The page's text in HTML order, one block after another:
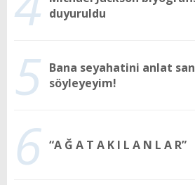
duyuruldu
5 Bana seyahatini anlat
söyleyeyim!
6 “A Ğ A T A K I L A N L A R”